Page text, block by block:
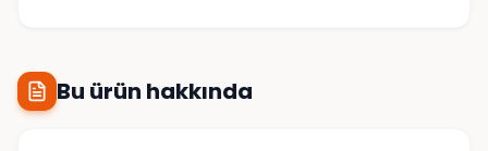
Bu ürün hakkında